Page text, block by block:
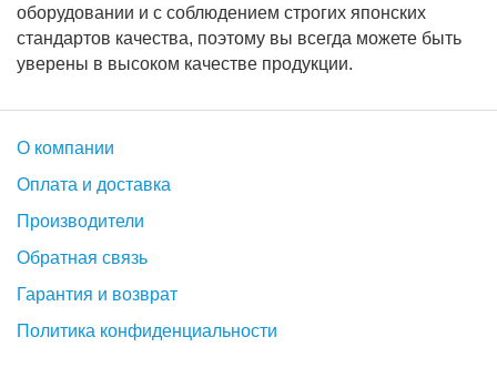
оборудовании и с соблюдением строгих японских
стандартов качества, поэтому вы всегда можете быть
уверены в высоком качестве продукции.
О компании
Оплата и доставка
Производители
Обратная связь
Гарантия и возврат
Политика конфиденциальности